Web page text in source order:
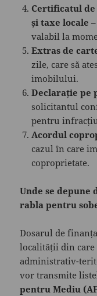
Certificatul
și taxe locale
valabil la
Extras de
zile, care să
imobilului.
Declarație pe
solicitantul
pentru
Acordul
cazul în care
coproprietate.
Unde se depune
rabla pentru
Dosarul de
localității din
administrativ-
vor transmite
pentru Mediu